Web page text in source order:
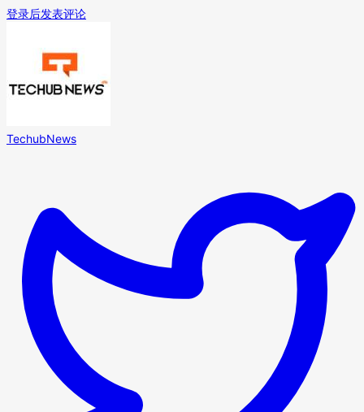
登录后发表评论
TechubNews